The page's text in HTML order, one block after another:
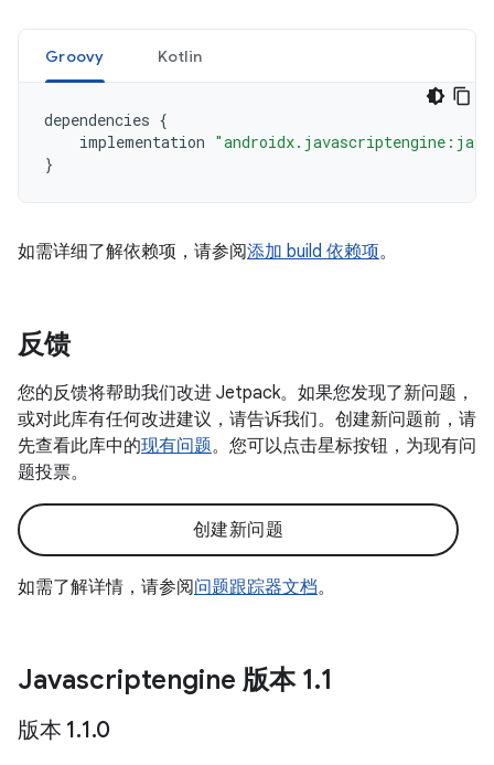
Groovy Kotlin
dependencies {
implementation
}
如需详细了解依赖项，请参阅添加 build 依赖项。
反馈
您的反馈将帮助我们改进 Jetpack。如果您发现了新问题，
或对此库有任何改进建议，请告诉我们。创建新问题前，请
先查看此库中的现有问题。您可以点击星标按钮，为现有问
题投票。
创建新问题
如需了解详情，请参阅问题跟踪器文档。
Javascriptengine 版本 1.1
版本 1.1.0